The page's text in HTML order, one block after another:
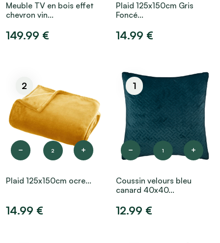
Meuble TV en bois effet
chevron vin...
149.99 €
Plaid 125x150cm Gris
Foncé...
14.99 €
2
2
Plaid 125x150cm ocre...
14.99 €
1
1
Coussin velours bleu
canard 40x40...
12.99 €